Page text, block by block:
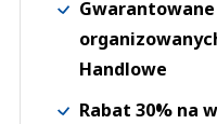
Handlowe
Rabat 30% na